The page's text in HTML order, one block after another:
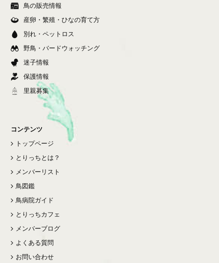
鳥の販売情報
産卵・繁殖・ひなの育て方
別れ・ペットロス
野鳥・バードウォッチング
迷子情報
保護情報
里親募集
コンテンツ
トップページ
とりっちとは？
メンバーリスト
鳥図鑑
鳥病院ガイド
とりっちカフェ
メンバーブログ
よくある質問
お問い合わせ